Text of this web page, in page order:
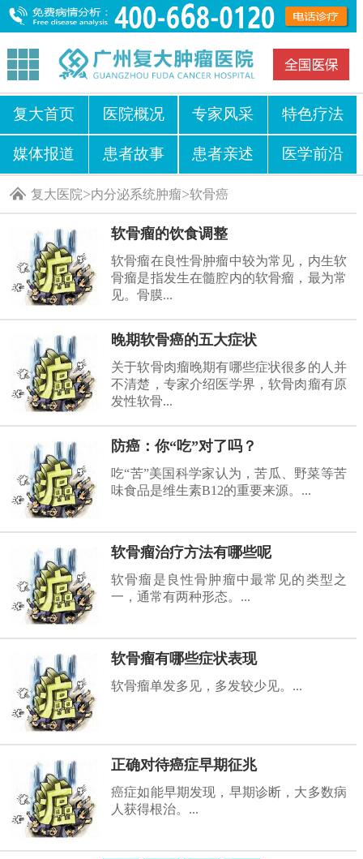
复大首页 医院概况 专家风采 特色疗法
媒体报道 患者故事 患者亲述 医学前沿
复大医院>内分泌系统肿瘤>软骨癌
软骨瘤的饮食调整
软骨瘤在良性骨肿瘤中较为常见，内生软
骨瘤是指发生在髓腔内的软骨瘤，最为常
见。骨膜...
晚期软骨癌的五大症状
关于软骨肉瘤晚期有哪些症状很多的人并
不清楚，专家介绍医学界，软骨肉瘤有原
发性软骨...
防癌：你“吃”对了吗？
吃“苦”美国科学家认为，苦瓜、野菜等苦
味食品是维生素B12的重要来源。...
软骨瘤治疗方法有哪些呢
软骨瘤是良性骨肿瘤中最常见的类型之
一，通常有两种形态。...
软骨瘤有哪些症状表现
软骨瘤单发多见，多发较少见。...
正确对待癌症早期征兆
癌症如能早期发现，早期诊断，大多数病
人获得根治。...